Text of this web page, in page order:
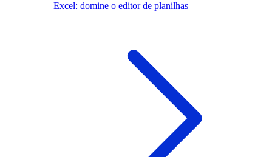
Excel: domine o editor de planilhas